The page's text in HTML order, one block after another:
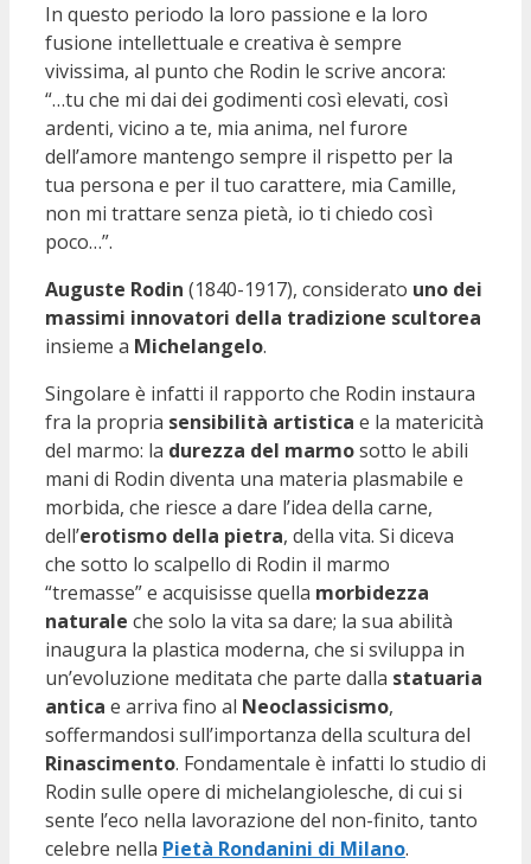
In questo periodo la loro passione e la loro
fusione intellettuale e creativa è sempre
vivissima, al punto che Rodin le scrive ancora:
“…tu che mi dai dei godimenti così elevati, così
ardenti, vicino a te, mia anima, nel furore
dell’amore mantengo sempre il rispetto per la
tua persona e per il tuo carattere, mia Camille,
non mi trattare senza pietà, io ti chiedo così
poco…”.
Auguste Rodin (1840-1917), considerato uno dei
massimi innovatori della tradizione scultorea
insieme a Michelangelo.
Singolare è infatti il rapporto che Rodin instaura
fra la propria sensibilità artistica e la matericità
del marmo: la durezza del marmosotto le abili
mani di Rodin diventa una materia plasmabile e
morbida, che riesce a dare l’idea della carne,
dell’erotismo della pietra, della vita. Si diceva
che sotto lo scalpello di Rodin il marmo
“tremasse” e acquisisse quella morbidezza
naturale che solo la vita sa dare; la sua abilità
inaugura la plastica moderna, che si sviluppa in
un’evoluzione meditata che parte dalla statuaria
antica e arriva fino al Neoclassicismo,
soffermandosi sull’importanza della scultura del
Rinascimento. Fondamentale è infatti lo studio di
Rodin sulle opere di michelangiolesche, di cui si
sente l’eco nella lavorazione del non-finito, tanto
celebre nella Pietà Rondanini di Milano.